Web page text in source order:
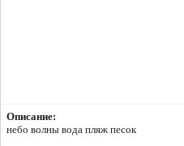
Описание:
небо волны вода пляж песок